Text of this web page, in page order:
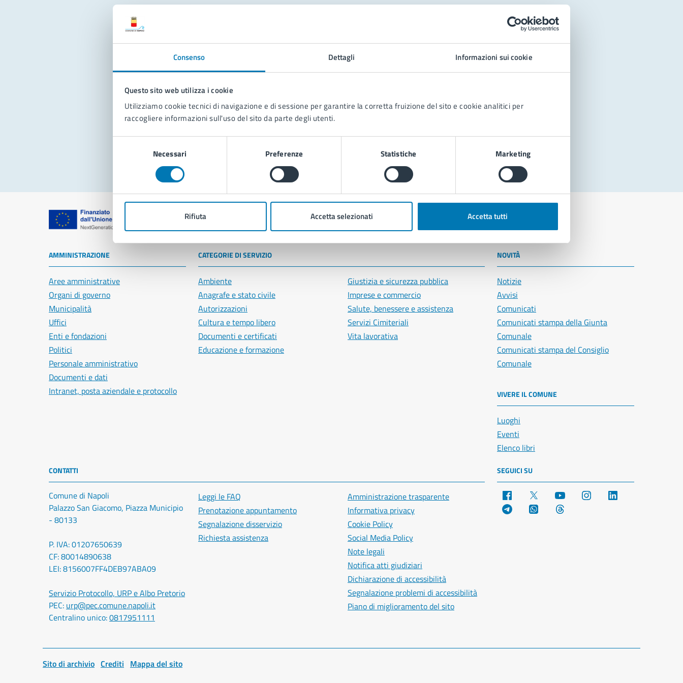
Consenso Dettagli Informazioni sui cookie
Questo sito web utilizza i cookie
Utilizziamo cookie tecnici di navigazione e di sessione per garantire la corretta fruizione del sito e cookie analitici per
raccogliere informazioni sull'uso del sito da parte degli utenti.
Necessari Preferenze Statistiche Marketing
Rifiuta Accetta selezionati Accetta tutti
Problemi in città
Segnala disservizio
Comune di Napoli
AMMINISTRAZIONE
Aree amministrative
Organi di governo
Municipalità
Uffici
Enti e fondazioni
Politici
Personale amministrativo
Documenti e dati
Intranet, posta aziendale e protocollo
CATEGORIE DI SERVIZIO
Ambiente
Anagrafe e stato civile
Autorizzazioni
Cultura e tempo libero
Documenti e certificati
Educazione e formazione
Giustizia e sicurezza pubblica
Imprese e commercio
Salute, benessere e assistenza
Servizi Cimiteriali
Vita lavorativa
NOVITÀ
Notizie
Avvisi
Comunicati
Comunicati stampa della Giunta
Comunale
Comunicati stampa del Consiglio
Comunale
VIVERE IL COMUNE
Luoghi
Eventi
Elenco libri
CONTATTI
Comune di Napoli
Palazzo San Giacomo, Piazza Municipio
- 80133
P. IVA: 01207650639
CF: 80014890638
LEI: 8156007FF4DEB97ABA09
Servizio Protocollo, URP e Albo Pretorio
PEC: urp@pec.comune.napoli.it
Centralino unico:0817951111
Leggi le FAQ
Prenotazione appuntamento
Segnalazione disservizio
Richiesta assistenza
Amministrazione trasparente
Informativa privacy
Cookie Policy
Social Media Policy
Note legali
Notifica atti giudiziari
Dichiarazione di accessibilità
Segnalazione problemi di accessibilità
Piano di miglioramento del sito
SEGUICI SU
Facebook YouTube Instagram
Telegram WhatsApp
Sito di archivio Crediti Mappa del sito